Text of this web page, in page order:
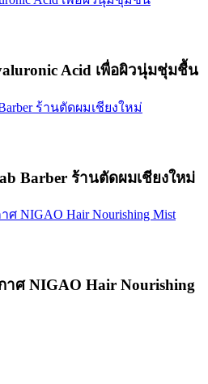
Acid เพื่อผิวนุ่มชุ่มชื้น
Barber ร้านตัดผมเชียงใหม่
ศ NIGAO Hair Nourishing